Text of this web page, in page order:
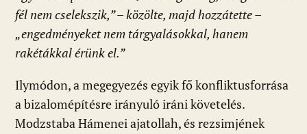
fél nem cselekszik,” – közölte, majd hozzátette –
„engedményeket nem tárgyalásokkal, hanem
rakétákkal érünk el.”
Ilymódon, a megegyezés egyik fő konfliktusforrása
a bizalomépítésre irányuló iráni követelés.
Modzstaba Hámenei ajatollah, és rezsimjének